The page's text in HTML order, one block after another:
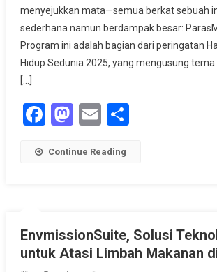
Cilacap
Untuk
Hentikan
Polusi
menyejukkan mata—semua berkat sebuah
sederhana namun berdampak besar:
Program ini adalah bagian dari peringatan
Hidup Sedunia 2025, yang mengusung tema
[…]
Facebook
Mastodon
EmailShare
Continue Reading
EnvmissionSuite, Solusi
untuk Atasi Limbah Makanan